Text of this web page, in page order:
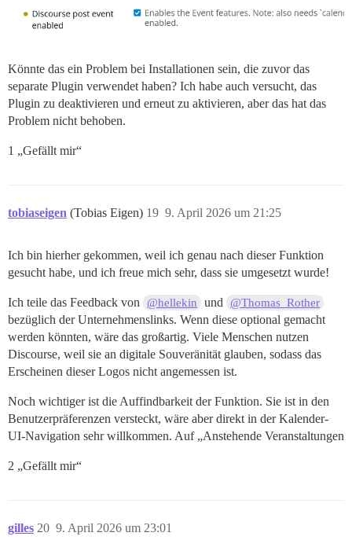
Könnte das ein Problem bei Installationen sein, die zuvor das
separate Plugin verwendet haben? Ich habe auch versucht, das
Plugin zu deaktivieren und erneut zu aktivieren, aber das hat das
Problem nicht behoben.
1 „Gefällt mir“
tobiaseigen (Tobias Eigen) 9. April 2026 um 21:25
19
Ich bin hierher gekommen, weil ich genau nach dieser Funktion
gesucht habe, und ich freue mich sehr, dass sie umgesetzt wurde!
Ich teile das Feedback von @hellekin und @Thomas_Rother
bezüglich der Unternehmenslinks. Wenn diese optional gemacht
werden könnten, wäre das großartig. Viele Menschen nutzen
Discourse, weil sie an digitale Souveränität glauben, sodass das
Erscheinen dieser Logos nicht angemessen ist.
Noch wichtiger ist die Auffindbarkeit der Funktion. Sie ist in den
Benutzerpräferenzen versteckt, wäre aber direkt in der Kalender-
UI-Navigation sehr willkommen. Auf „Anstehende Veranstaltungen
2 „Gefällt mir“
gilles 9. April 2026 um 23:01
20